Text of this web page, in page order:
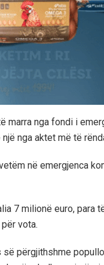
marra nga fondi i
nga aktet më të
në emergjenca
7 milionë euro,
vota.
përgjithshme